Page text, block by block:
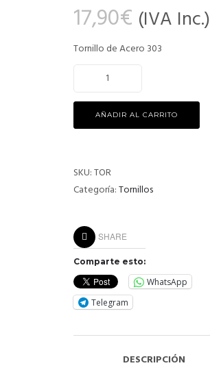
17,90€ (IVA Inc.)
Tornillo de Acero 303
AÑADIR AL CARRITO
SKU:TOR
Categoría:Tornillos
SHARE
Comparte esto:
WhatsApp
Telegram
DESCRIPCIÓN